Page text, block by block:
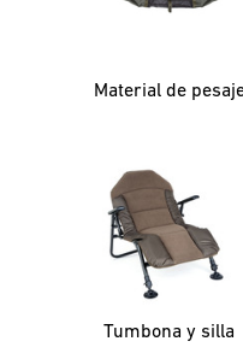
Material de
Tumbona y silla